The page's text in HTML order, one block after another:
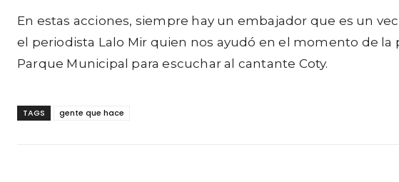
En estas acciones, siempre hay un embajador que es un
el periodista Lalo Mir quien nos ayudó en el momento de
Parque Municipal para escuchar al cantante Coty.
TAGS gente que hace